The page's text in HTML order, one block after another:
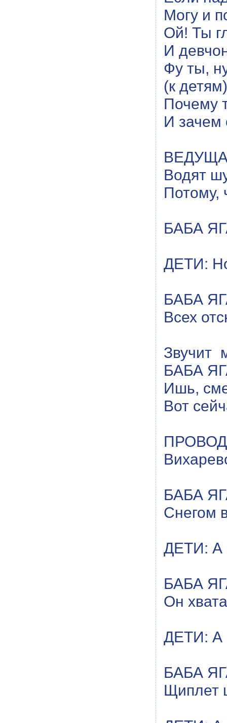
Могу и
Ой! Ты
И
Фу ты,
(к
Почему
И зачем
Водят
Потому,
БАБА
ДЕТИ:
БАБА
Всех
Звучит
БАБА
Ишь,
Вот
БАБА
Снегом
ДЕТИ: А
БАБА
Он
ДЕТИ: А
БАБА
Щиплет